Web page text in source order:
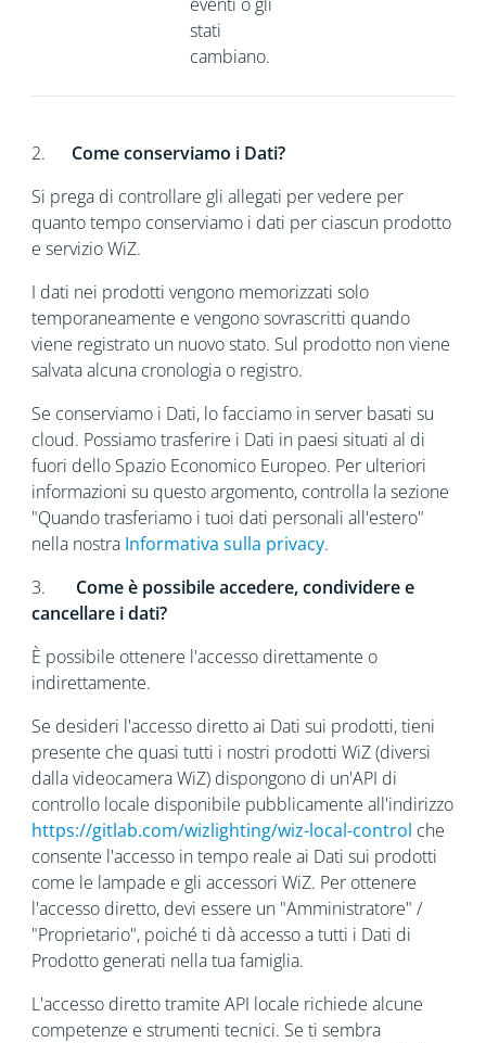
stati
cambiano.
2. Come conserviamo i Dati?
Si prega di controllare gli allegati per vedere per
quanto tempo conserviamo i dati per ciascun prodotto
e servizio WiZ.
I dati nei prodotti vengono memorizzati solo
temporaneamente e vengono sovrascritti quando
viene registrato un nuovo stato. Sul prodotto non viene
salvata alcuna cronologia o registro.
Se conserviamo i Dati, lo facciamo in server basati su
cloud. Possiamo trasferire i Dati in paesi situati al di
fuori dello Spazio Economico Europeo. Per ulteriori
informazioni su questo argomento, controlla la sezione
"Quando trasferiamo i tuoi dati personali all'estero"
nella nostra Informativa sulla privacy.
3. Come è possibile accedere, condividere e
cancellare i dati?
È possibile ottenere l'accesso direttamente o
indirettamente.
Se desideri l'accesso diretto ai Dati sui prodotti, tieni
presente che quasi tutti i nostri prodotti WiZ (diversi
dalla videocamera WiZ) dispongono di un'API di
controllo locale disponibile pubblicamente all'indirizzo
https://gitlab.com/wizlighting/wiz-local-control che
consente l'accesso in tempo reale ai Dati sui prodotti
come le lampade e gli accessori WiZ. Per ottenere
l'accesso diretto, devi essere un "Amministratore" /
"Proprietario", poiché ti dà accesso a tutti i Dati di
Prodotto generati nella tua famiglia.
L'accesso diretto tramite API locale richiede alcune
competenze e strumenti tecnici. Se ti sembra